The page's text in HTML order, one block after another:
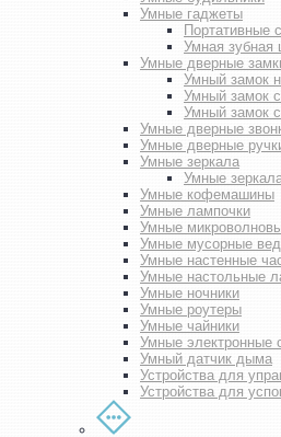
Умные гаджеты
Портативные
Умная зубная
Умные дверные
Умный замок
Умный замок
Умный замок
Умные дверные
Умные дверные
Умные зеркала
Умные
Умные кофемашины
Умные лампочки
Умные
Умные мусорные
Умные настенные
Умные настольные
Умные ночники
Умные роутеры
Умные чайники
Умные электронные
Умный датчик дыма
Устройства для
Устройства для